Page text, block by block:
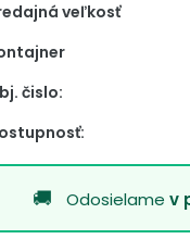
veľkosť
čislo:
Odosielamev